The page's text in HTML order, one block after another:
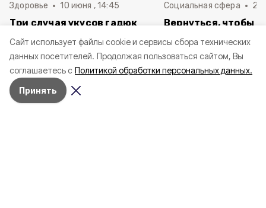
Cайт использует файлы cookie и сервисы сбора технических
данных посетителей. Продолжая пользоваться сайтом, Вы
соглашаетесь с Политикой обработки персональных данных.
Принять
Здоровье 10 июня , 14:45
Три случая укусов гадюк
Белгородской области с
начала года
Социальная сфера 20
Вернуться, чтобы
в Белгородскую
пять лет